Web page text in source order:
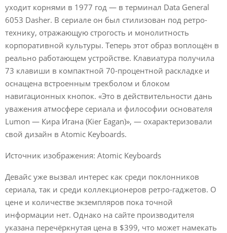
уходит корнями в 1977 год — в терминал Data General
6053 Dasher. В сериале он был стилизован под ретро-
технику, отражающую строгость и монолитность
корпоративной культуры. Теперь этот образ воплощён в
реально работающем устройстве. Клавиатура получила
73 клавиши в компактной 70-процентной раскладке и
оснащена встроенным трекболом и блоком
навигационных кнопок. «Это в действительности дань
уважения атмосфере сериала и философии основателя
Lumon — Кира Игана (Kier Eagan)», — охарактеризовали
свой дизайн в Atomic Keyboards.
Источник изображения: Atomic Keyboards
Девайс уже вызвал интерес как среди поклонников
сериала, так и среди коллекционеров ретро-гаджетов. О
цене и количестве экземпляров пока точной
информации нет. Однако на сайте производителя
указана перечёркнутая цена в $399, что может намекать